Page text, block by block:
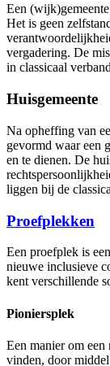
Een
Het is geen
vergadering. De
in classicaal
Huisgemeente
Na opheffing van
gevormd waar een
en te dienen. De
liggen bij de
Proefplekken
Een proefplek is
nieuwe inclusieve
kent verschillende
Pioniersplek
Een manier om
vinden, door